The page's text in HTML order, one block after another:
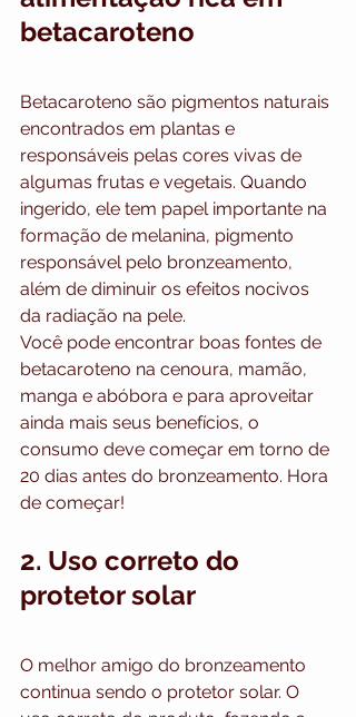
betacaroteno
Betacaroteno são pigmentos naturais
encontrados em plantas e
responsáveis pelas cores vivas de
algumas frutas e vegetais. Quando
ingerido, ele tem papel importante na
formação de melanina, pigmento
responsável pelo bronzeamento,
além de diminuir os efeitos nocivos
da radiação na pele.
Você pode encontrar boas fontes de
betacaroteno na cenoura, mamão,
manga e abóbora e para aproveitar
ainda mais seus benefícios, o
consumo deve começar em torno de
20 dias antes do bronzeamento. Hora
de começar!
2. Uso correto do
protetor solar
O melhor amigo do bronzeamento
continua sendo o protetor solar. O